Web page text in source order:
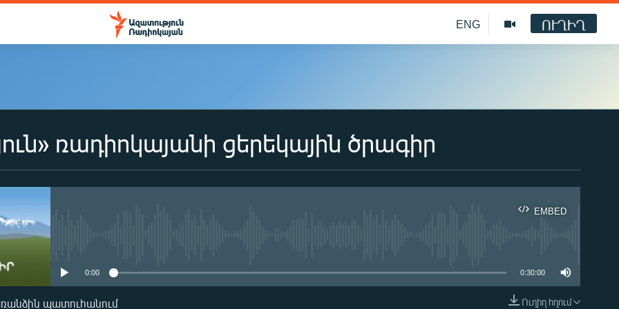
ENG ՈՒՂԻՂ
ռադիոկայանի ցերեկային ծրագիր
EMBED
0:00 0:30:00
Ուղիղ հղում
պատուհանում